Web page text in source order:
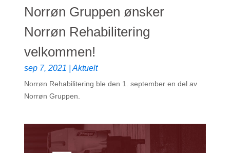
Norrøn Gruppen ønsker
Norrøn Rehabilitering
velkommen!
sep 7, 2021 |Aktuelt
Norrøn Rehabilitering ble den 1. september en del av
Norrøn Gruppen.